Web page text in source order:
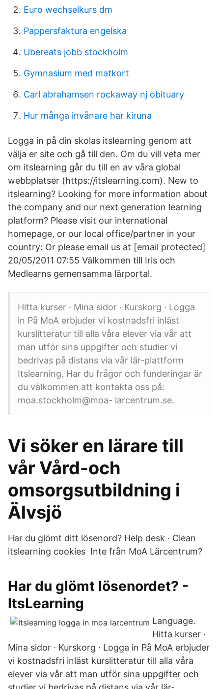
Euro wechselkurs dm
Pappersfaktura engelska
Ubereats jobb stockholm
Gymnasium med matkort
Carl abrahamsen rockaway nj obituary
Hur många invånare har kiruna
Logga in på din skolas itslearning genom att
välja er site och gå till den. Om du vill veta mer
om itslearning går du till en av våra global
webbplatser (https://itslearning.com). New to
itslearning? Looking for more information about
the company and our next generation learning
platform? Please visit our international
homepage, or our local office/partner in your
country: Or please email us at [email protected]
20/05/2011 07:55 Välkommen till Iris och
Medlearns gemensamma lärportal.
Hitta kurser · Mina sidor · Kurskorg · Logga
in På MoA erbjuder vi kostnadsfri inläst
kurslitteratur till alla våra elever via vår att
man utför sina uppgifter och studier vi
bedrivas på distans via vår lär-plattform
Itslearning. Har du frågor och funderingar är
du välkommen att kontakta oss på:
moa.stockholm@moa- larcentrum.se.
Vi söker en lärare till
vår Vård-och
omsorgsutbildning i
Älvsjö
Har du glömt ditt lösenord? Help desk · Clean
itslearning cookies Inte från MoA Lärcentrum?
Har du glömt lösenordet? -
ItsLearning
Language.
Hitta kurser ·
Mina sidor · Kurskorg · Logga in På MoA erbjuder
vi kostnadsfri inläst kurslitteratur till alla våra
elever via vår att man utför sina uppgifter och